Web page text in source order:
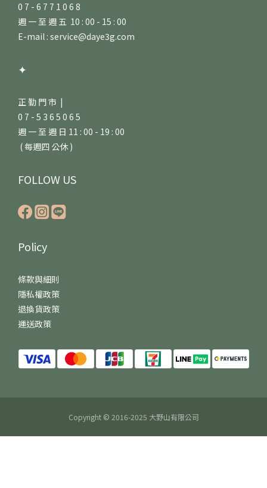
0 7 - 6 7 7 1 0 6 8
週 一 至 週 五 10 : 00 - 15 : 00
E-mail : service@daye3g.com
✦
正 勤 門 市 |
0 7 - 5 3 6 5 0 6 5
週 一 至 週 日 11 : 00 - 19 : 00
( 每週四 公休 )
FOLLOW US
Policy
條款與細則
隱私權政策
退換貨政策
運送政策
Copyright © 2016-2025 大野山有限公司